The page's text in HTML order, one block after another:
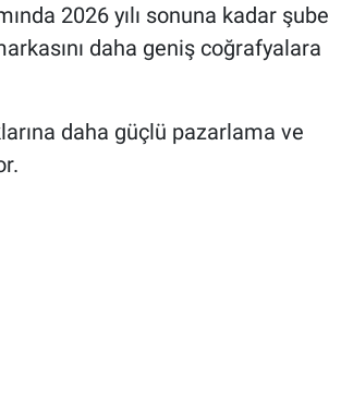
2026 yılı sonuna kadar şube
daha geniş coğrafyalara
daha güçlü pazarlama ve